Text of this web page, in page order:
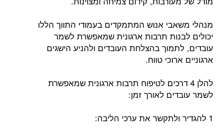
מנהלי משאבי אנוש המתמקדים בעמודי התווך הללו
יכולים לבנות תרבות ארגונית שמאפשרת לשמר
עובדים, לתמוך בהצלחת העובדים ולהניע הישגים
ארגוניים ארוכי טווח.
להלן 4 דרכים לטיפוח תרבות ארגונית שמאפשרת
לשמר עובדים לאורך זמן:
1 להגדיר ולתקשר את ערכי הליבה: